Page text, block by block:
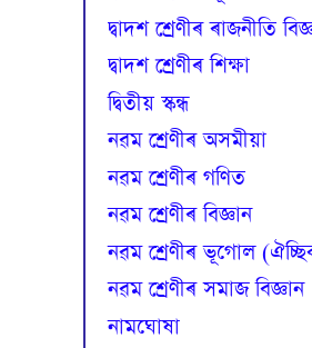
দ্বাদশ শ্ৰেণীৰ ৰাজনীতি
দ্বাদশ শ্ৰেণীৰ শিক্ষা
দ্বিতীয় স্কন্ধ
নৱম শ্ৰেণীৰ অসমীয়া
নৱম শ্ৰেণীৰ গণিত
নৱম শ্ৰেণীৰ বিজ্ঞান
নৱম শ্ৰেণীৰ ভূগোল
নৱম শ্ৰেণীৰ সমাজ বিজ্ঞান
নামঘোষা